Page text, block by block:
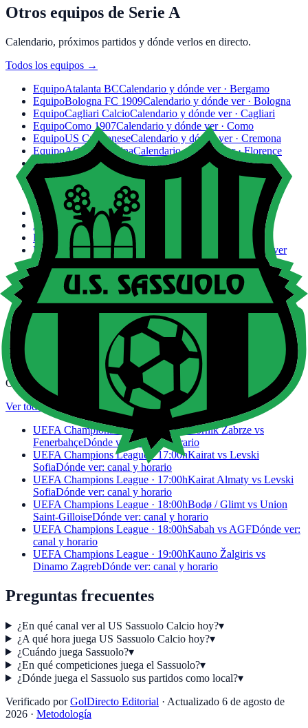
Otros equipos de Serie A
Calendario, próximos partidos y dónde verlos en directo.
Todos los equipos →
EquipoAtalanta BCCalendario y dónde ver · Bergamo
EquipoBologna FC 1909Calendario y dónde ver · Bologna
EquipoCagliari CalcioCalendario y dónde ver · Cagliari
EquipoComo 1907Calendario y dónde ver · Como
EquipoUS CremoneseCalendario y dónde ver · Cremona
EquipoACF FiorentinaCalendario y dónde ver · Florence
EquipoGenoa CFC
Calendario y dónde ver · Genoa
EquipoHellas VeronaCalendario y dónde ver · Verona
Equipo
FC Internazionale Milano
Calendario y dónde ver ·
Milan
Equipo Juventus FC Calendario y dónde ver · Turin
Equipo
SS Lazio
Calendario y dónde ver · Rome
Equipo
US Lecce
Calendario y dónde ver · Lecce
Equipo
AC MilanCuándo juega el Milan: hora y dónde ver
EquipoPisa SCCalendario y dónde ver · Pisa
Equipo
SSC Napoli
Calendario y dónde ver · Naples
Equipo Parma Calcio 1913
Calendario y dónde ver · Parma
Equipo
Calendario y dónde ver · Rome
Equipo
Torino FCCalendario y dónde ver · Turin
Udinese CalcioCalendario y dónde ver · Udine
Hoy también juegan
Otros partidos de fútbol de la jornada con canal y horario.
Ver toda la jornada
→
UEFA Champions League · 18:00hGórnik Zabrze vs
FenerbahçeDónde ver: canal y horario
UEFA Champions League · 17:00hKairat vs Levski
SofiaDónde ver: canal y horario
UEFA Champions League · 17:00hKairat Almaty vs Levski
SofiaDónde ver: canal y horario
UEFA Champions League · 18:00hBodø / Glimt vs Union
Saint-GilloiseDónde ver: canal y horario
UEFA Champions League · 18:00hSabah vs AGFDónde ver:
canal y horario
UEFA Champions League · 19:00hKauno Žalgiris vs
Dinamo ZagrebDónde ver: canal y horario
Preguntas frecuentes
¿En qué canal ver al US Sassuolo Calcio hoy?▾
¿A qué hora juega US Sassuolo Calcio hoy?▾
¿Cuándo juega Sassuolo?▾
¿En qué competiciones juega el Sassuolo?▾
¿Dónde juega el Sassuolo sus partidos como local?▾
Verificado por GolDirecto Editorial · Actualizado 6 de agosto de
2026 · Metodología